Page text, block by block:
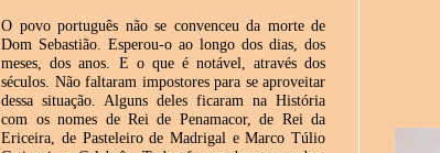
O povo português não se convenceu da morte de
Dom Sebastião. Esperou-o ao longo dos dias, dos
meses, dos anos. E o que é notável, através dos
séculos. Não faltaram impostores para se aproveitar
dessa situação. Alguns deles ficaram na História
com os nomes de Rei de Penamacor, de Rei da
Ericeira, de Pasteleiro de Madrigal e Marco Túlio